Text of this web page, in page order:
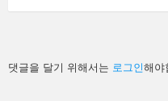
답
글
댓글을 달기 위해서는 로그인해야